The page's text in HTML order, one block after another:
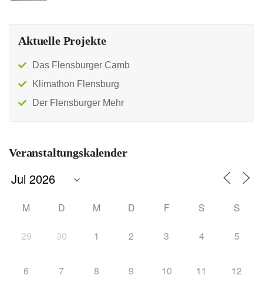
Aktuelle Projekte
Das Flensburger Camb
Klimathon Flensburg
Der Flensburger Mehr
Veranstaltungskalender
M D M D F S S
29 30 1 2 3 4 5
6 7 8 9 10 11 12